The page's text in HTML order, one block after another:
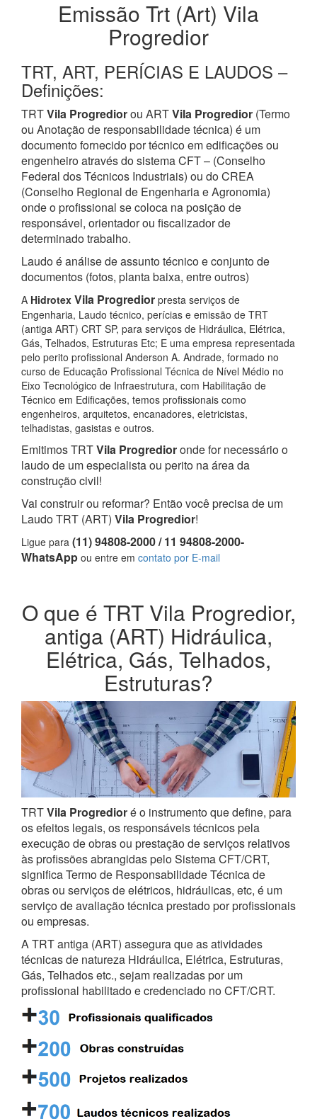
Emissão Trt (Art) Vila
Progredior
TRT, ART, PERÍCIAS E LAUDOS –
Definições:
TRTVila Progrediorou ARTVila Progredior (Termo
ou Anotação de responsabilidade técnica) é um
documento fornecido por técnico em edificações ou
engenheiro através do sistema CFT – (Conselho
Federal dos Técnicos Industriais) ou do CREA
(Conselho Regional de Engenharia e Agronomia)
onde o profissional se coloca na posição de
responsável, orientador ou fiscalizador de
determinado trabalho.
Laudo é análise de assunto técnico e conjunto de
documentos (fotos, planta baixa, entre outros)
A Hidrotex Vila Progredior presta serviços de
Engenharia, Laudo técnico, perícias e emissão de TRT
(antiga ART) CRT SP, para serviços de Hidráulica, Elétrica,
Gás, Telhados, Estruturas Etc; E uma empresa representada
pelo perito profissional Anderson A. Andrade, formado no
curso de Educação Profissional Técnica de Nível Médio no
Eixo Tecnológico de Infraestrutura, com Habilitação de
Técnico em Edificações, temos profissionais como
engenheiros, arquitetos, encanadores, eletricistas,
telhadistas, gasistas e outros.
Emitimos TRTVila Progredioronde for necessário o
laudo de um especialista ou perito na área da
construção civil!
Vai construir ou reformar? Então você precisa de um
Laudo TRT (ART) Vila Progredior!
Ligue para (11) 94808-2000 / 11 94808-2000-
WhatsApp ou entre em contato por E-mail
O que é TRT Vila Progredior,
antiga (ART) Hidráulica,
Elétrica, Gás, Telhados,
Estruturas?
TRTVila Progredioré o instrumento que define, para
os efeitos legais, os responsáveis técnicos pela
execução de obras ou prestação de serviços relativos
às profissões abrangidas pelo Sistema CFT/CRT,
significa Termo de Responsabilidade Técnica de
obras ou serviços de elétricos, hidráulicas, etc, é um
serviço de avaliação técnica prestado por profissionais
ou empresas.
A TRT antiga (ART) assegura que as atividades
técnicas de natureza Hidráulica, Elétrica, Estruturas,
Gás, Telhados etc., sejam realizadas por um
profissional habilitado e credenciado no CFT/CRT.